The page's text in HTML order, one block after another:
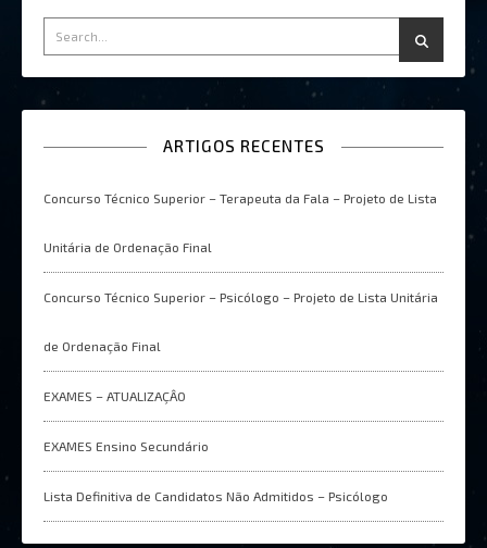
ARTIGOS RECENTES
Concurso Técnico Superior – Terapeuta da Fala – Projeto de Lista
Unitária de Ordenação Final
Concurso Técnico Superior – Psicólogo – Projeto de Lista Unitária
de Ordenação Final
EXAMES – ATUALIZAÇÂO
EXAMES Ensino Secundário
Lista Definitiva de Candidatos Não Admitidos – Psicólogo